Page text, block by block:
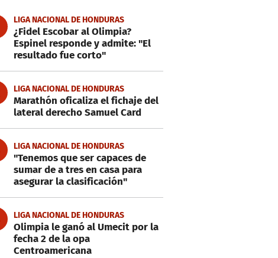
LIGA NACIONAL DE HONDURAS
¿Fidel Escobar al Olimpia?
Espinel responde y admite: "El
resultado fue corto"
LIGA NACIONAL DE HONDURAS
Marathón oficaliza el fichaje del
lateral derecho Samuel Card
LIGA NACIONAL DE HONDURAS
"Tenemos que ser capaces de
sumar de a tres en casa para
asegurar la clasificación"
LIGA NACIONAL DE HONDURAS
Olimpia le ganó al Umecit por la
fecha 2 de la opa
Centroamericana